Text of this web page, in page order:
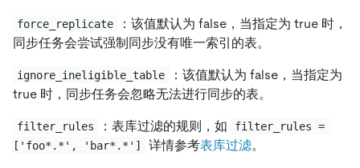
force_replicate
：该值默认为 false，当指定为 true 时，
同步任务会尝试强制同步没有唯一索引的表。
ignore_ineligible_table
：该值默认为 false，当指定为
true 时，同步任务会忽略无法进行同步的表。
filter_rules ：表库过滤的规则，如
filter_rules =
['foo*.*', 'bar*.*']
详情参考表库过滤。